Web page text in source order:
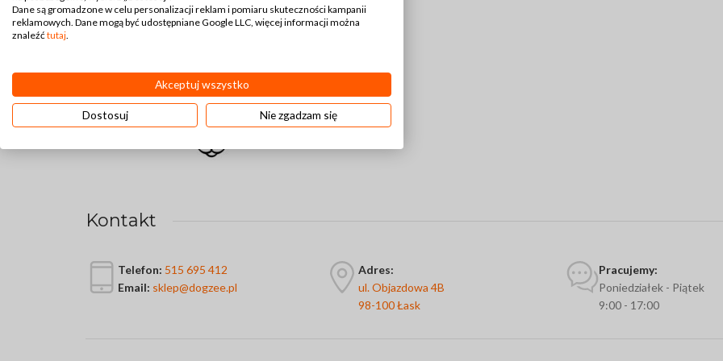
- Dogzee
Kontakt
Telefon: 515 695 412
Email: sklep@dogzee.pl
Adres:
ul. Objazdowa 4B
98-100 Łask
Pracujemy:
Poniedziałek - Piątek
9:00 - 17:00
Dane są gromadzone w celu personalizacji reklam i pomiaru skuteczności kampanii
reklamowych. Dane mogą być udostępniane Google LLC, więcej informacji można
znaleźć tutaj
Akceptuj wszystko
Dostosuj Nie zgadzam się